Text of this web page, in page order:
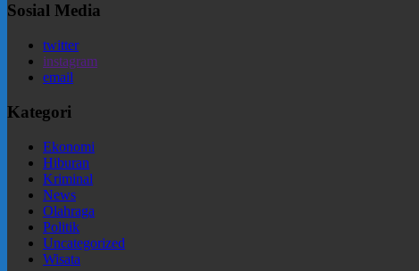
Sosial Media
twitter
instagram
email
Kategori
Ekonomi
Hiburan
Kriminal
News
Olahraga
Politik
Uncategorized
Wisata